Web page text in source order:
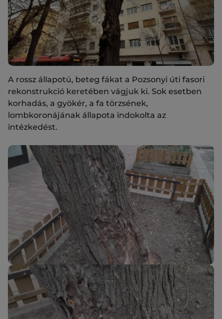
A rossz állapotú, beteg fákat a Pozsonyi úti fasori
rekonstrukció keretében vágjuk ki. Sok esetben
korhadás, a gyökér, a fa törzsének,
lombkoronájának állapota indokolta az
intézkedést.